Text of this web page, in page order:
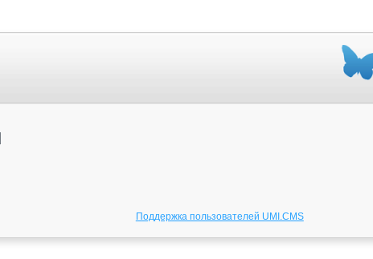
Поддержка пользователей UMI.CMS